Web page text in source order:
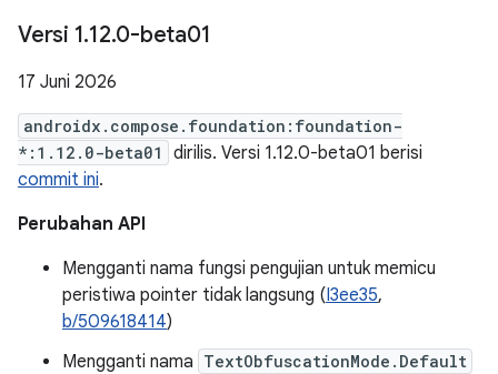
Versi 1.12.0-beta01
17 Juni 2026
androidx.compose.foundation:foundation-
*:1.12.0-beta01
dirilis. Versi 1.12.0-beta01 berisi
commit ini.
Perubahan API
Mengganti nama fungsi pengujian untuk memicu
peristiwa pointer tidak langsung (I3ee35,
b/509618414)
Mengganti nama TextObfuscationMode.Default